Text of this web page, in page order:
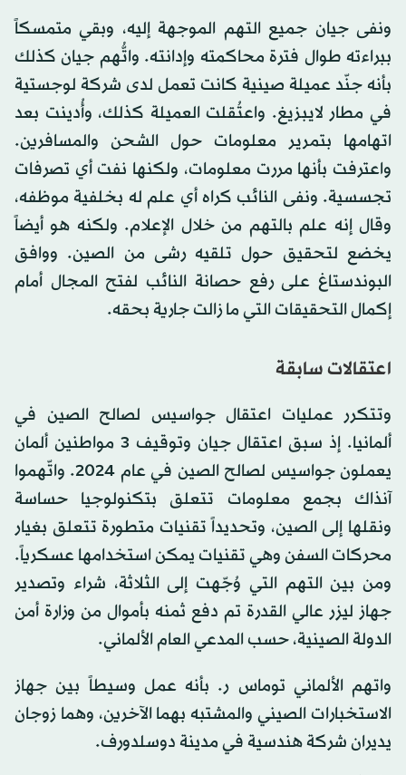
ونفى جيان جميع التهم الموجهة إليه، وبقي متمسكاً
ببراءته طوال فترة محاكمته وإدانته. واتُّهم جيان كذلك
بأنه جنّد عميلة صينية كانت تعمل لدى شركة لوجستية
في مطار لايبزيغ. واعتُقلت العميلة كذلك، وأُدينت بعد
اتهامها بتمرير معلومات حول الشحن والمسافرين.
واعترفت بأنها مررت معلومات، ولكنها نفت أي تصرفات
تجسسية. ونفى النائب كراه أي علم له بخلفية موظفه،
وقال إنه علم بالتهم من خلال الإعلام. ولكنه هو أيضاً
يخضع لتحقيق حول تلقيه رشى من الصين. ووافق
البوندستاغ على رفع حصانة النائب لفتح المجال أمام
إكمال التحقيقات التي ما زالت جارية بحقه.
اعتقالات سابقة
وتتكرر عمليات اعتقال جواسيس لصالح الصين في
ألمانيا. إذ سبق اعتقال جيان وتوقيف 3 مواطنين ألمان
يعملون جواسيس لصالح الصين في عام 2024. واتّهموا
آنذاك بجمع معلومات تتعلق بتكنولوجيا حساسة
ونقلها إلى الصين، وتحديداً تقنيات متطورة تتعلق بغيار
محركات السفن وهي تقنيات يمكن استخدامها عسكرياً.
ومن بين التهم التي وُجّهت إلى الثلاثة، شراء وتصدير
جهاز ليزر عالي القدرة تم دفع ثمنه بأموال من وزارة أمن
الدولة الصينية، حسب المدعي العام الألماني.
واتهم الألماني توماس ر. بأنه عمل وسيطاً بين جهاز
الاستخبارات الصيني والمشتبه بهما الآخرين، وهما زوجان
يديران شركة هندسية في مدينة دوسلدورف.